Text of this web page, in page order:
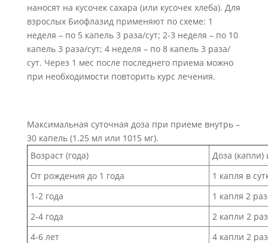
наносят на кусочек сахара (или кусочек хлеба). Для
взрослых Биофлазид применяют по схеме: 1
неделя – по 5 капель 3 раза/сут; 2-3 неделя – по 10
капель 3 раза/сут; 4 неделя – по 8 капель 3 раза/
сут. Через 1 мес после последнего приема можно
при необходимости повторить курс лечения.
Максимальная суточная доза при приеме внутрь –
30 капель (1.25 мл или 1015 мг).
Возраст (года)
Доза (капли)
От рождения до 1 года
1 капля в
1-2 года
1 капля 2
2-4 года
2 капли 2
4-6 лет
4 капли 2